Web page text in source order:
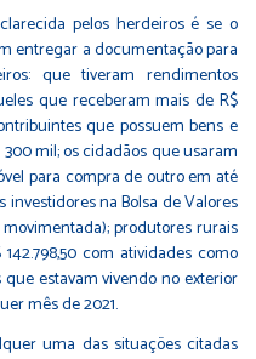
pelos herdeiros é se o
entregar a documentação para
que tiveram rendimentos
que receberam mais de R$
que possuem bens e
mil; os cidadãos que usaram
para compra de outro em até
investidores na Bolsa de Valores
produtores rurais
com atividades como
estavam vivendo no exterior
mês de 2021.
uma das situações citadas